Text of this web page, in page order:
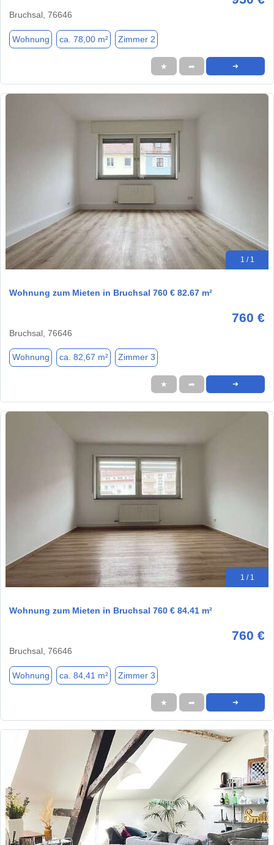
Bruchsal, 76646
Wohnung ca. 78,00 m² Zimmer 2
★ ➦ ➜
1 / 1
Wohnung zum Mieten in Bruchsal 760 € 82.67 m²
760 €
Bruchsal, 76646
Wohnung ca. 82,67 m² Zimmer 3
★ ➦ ➜
1 / 1
Wohnung zum Mieten in Bruchsal 760 € 84.41 m²
760 €
Bruchsal, 76646
Wohnung ca. 84,41 m² Zimmer 3
★ ➦ ➜